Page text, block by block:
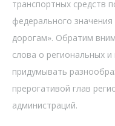
транспортных средств
федерального
дорогам». Обратим
слова о региональных
придумывать
прерогативой глав
администраций.